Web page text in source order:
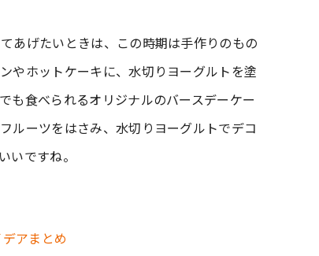
あげたいときは、この時期は手作りのもの
やホットケーキに、水切りヨーグルトを塗
も食べられるオリジナルのバースデーケー
ルーツをはさみ、水切りヨーグルトでデコ
いですね。
アまとめ